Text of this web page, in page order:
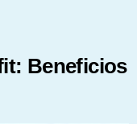
Beneficios